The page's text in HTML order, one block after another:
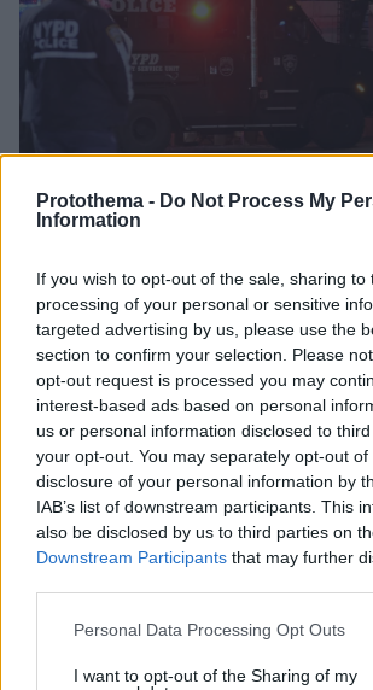
Protothema - Do Not Process My
Information
If you wish to opt-out of the sale, sharing to
processing of your personal or sensitive
targeted advertising by us, please use the
section to confirm your selection. Please
opt-out request is processed you may
interest-based ads based on personal
us or personal information disclosed to
your opt-out. You may separately opt-out
disclosure of your personal information by
IAB’s list of downstream participants. This
also be disclosed by us to third parties on
Downstream Participants that may further
Please note that this website/app uses one
not limited to your visit or usage behaviour.
Personal Data Processing Opt Outs
I want to opt-out of the Sharing of my
Ειδήσεις σήμερα:
Φόβοι για βεντέτα μετά τον
23χρονου στο Καστέλλι Ηρακλείου
Η Τζένιφερ Άνιστον ανήρτησε
Instagram για να διαφημίσει
αλλά όλοι πρόσεξαν την απουσία
μέχρι θανάτου τη σύζυγό του - Το
ντοκουμέντο που σόκαρε το